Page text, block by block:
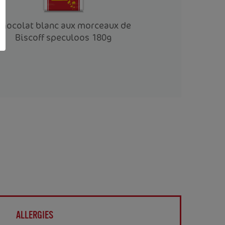
Chocolat blanc aux morceaux de
Biscoff speculoos 180g
ALLERGIES